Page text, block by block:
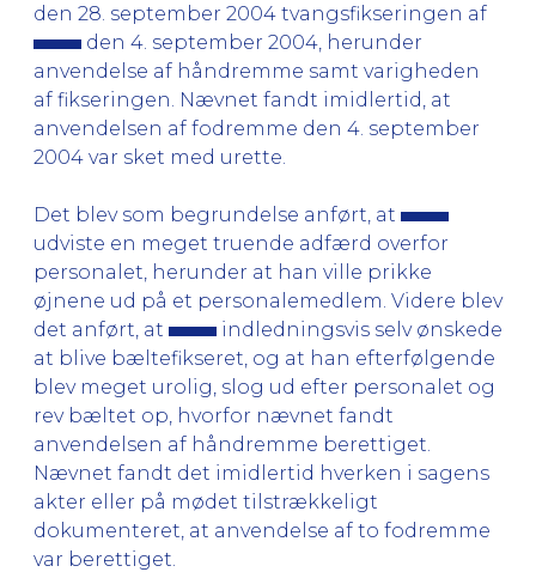
den 28. september 2004 tvangsfikseringen af
den 4. september 2004, herunder
anvendelse af håndremme samt varigheden
af fikseringen. Nævnet fandt imidlertid, at
anvendelsen af fodremme den 4. september
2004 var sket med urette.
Det blev som begrundelse anført, at
udviste en meget truende adfærd overfor
personalet, herunder at han ville prikke
øjnene ud på et personalemedlem. Videre blev
det anført, at
indledningsvis selv ønskede
at blive bæltefikseret, og at han efterfølgende
blev meget urolig, slog ud efter personalet og
rev bæltet op, hvorfor nævnet fandt
anvendelsen af håndremme berettiget.
Nævnet fandt det imidlertid hverken i sagens
akter eller på mødet tilstrækkeligt
dokumenteret, at anvendelse af to fodremme
var berettiget.